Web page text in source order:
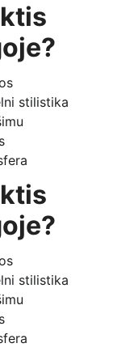
stilistika
stilistika